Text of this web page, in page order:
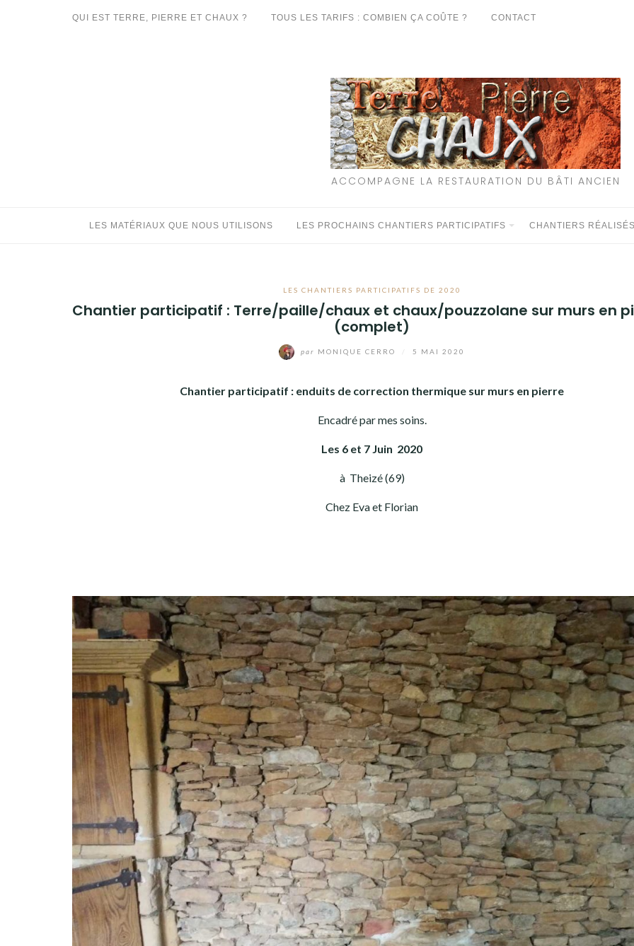
QUI EST TERRE, PIERRE ET CHAUX ? TOUS LES TARIFS : COMBIEN ÇA COÛTE ? CONTACT
ACCOMPAGNE LA RESTAURATION DU BÂTI ANCIEN
LES MATÉRIAUX QUE NOUS UTILISONS LES PROCHAINS CHANTIERS PARTICIPATIFS CHANTIERS
LES CHANTIERS PARTICIPATIFS DE 2020
Chantier participatif : Terre/paille/chaux et chaux/pouzzolane sur murs en
(complet)
par MONIQUE CERRO 5 MAI 2020
Chantier participatif : enduits de correction thermique sur murs en pierre
Encadré par mes soins.
Les 6 et 7 Juin 2020
à Theizé (69)
Chez Eva et Florian